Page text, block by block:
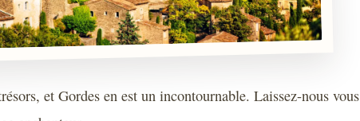
et Gordes en est un incontournable. Laissez-nous vous